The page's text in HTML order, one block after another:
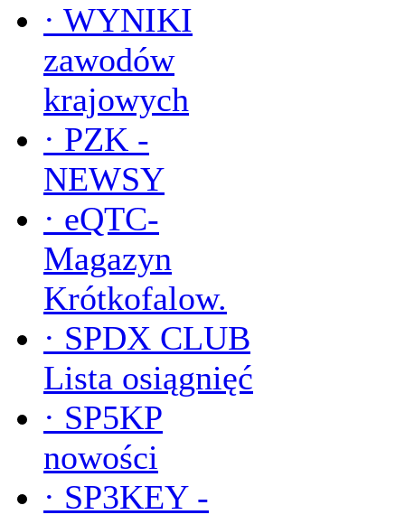
· WYNIKI
zawodów
krajowych
· PZK -
NEWSY
· eQTC-
Magazyn
Krótkofalow.
· SPDX CLUB
Lista osiągnięć
· SP5KP
nowości
· SP3KEY -